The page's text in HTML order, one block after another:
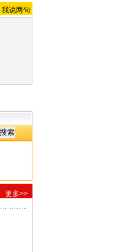
我说两句
更多>>